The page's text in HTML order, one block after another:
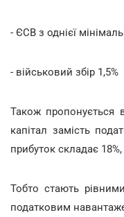
- ЄСВ з однієї
- військовий збір 1,5%
Також пропонується
капітал замість
прибуток складає
Тобто стають
податковим